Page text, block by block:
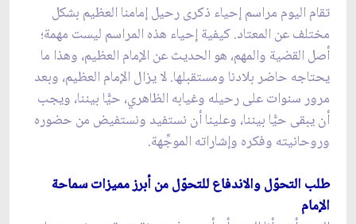
تقام اليوم مراسم إحياء ذكرى رحیل إمامنا العظيم بشكل
مختلف عن المعتاد. کیفیة إحياء هذه المراسم ليست مهمة؛
أصل القضية والمهم، هو الحديث عن الإمام العظيم، وهذا ما
يحتاجه حاضر بلادنا ومستقبلها. لا يزال الإمام العظيم، وبعد
مرور سنوات على رحيله وغيابه الظاهري، حيًّا بيننا، ويجب
أن يبقى حيًّا بيننا، وعلينا أن نستفيد ونستفيض من حضوره
وروحانيته وفكره وإشاراته الموجِّهة.
طلب التحوّل والاندفاع للتحوّل من أبرز مميزات سماحة
الإمام